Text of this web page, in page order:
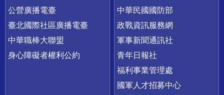
公營廣播電臺
臺北國際社區廣播電臺
中華職棒大聯盟
身心障礙者權利公約
中華民國國防部
政戰資訊服務網
軍事新聞通訊社
青年日報社
福利事業管理處
國軍人才招募中心